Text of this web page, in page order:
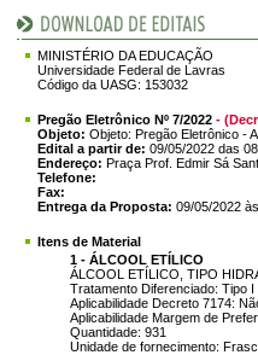
MINISTÉRIO DA EDUCAÇÃO
Universidade Federal de Lavras
Código da UASG: 153032
Pregão Eletrônico Nº 7/2022 -
Objeto: Objeto: Pregão Eletrônico -
Edital a partir de: 09/05/2022 das
Endereço: Praça Prof. Edmir Sá
Telefone:
Fax:
Entrega da Proposta: 09/05/2022
Itens de Material
1 - ÁLCOOL ETÍLICO
ÁLCOOL ETÍLICO, TIPO
Tratamento Diferenciado: Tipo
Aplicabilidade Decreto 7174:
Aplicabilidade Margem de
Quantidade: 931
Unidade de fornecimento: